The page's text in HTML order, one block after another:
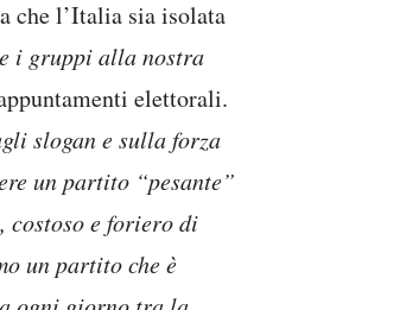
che l’Italia sia isolata
i gruppi alla nostra
elettorali.
slogan e sulla forza
un partito “pesante”
costoso e foriero di
un partito che è